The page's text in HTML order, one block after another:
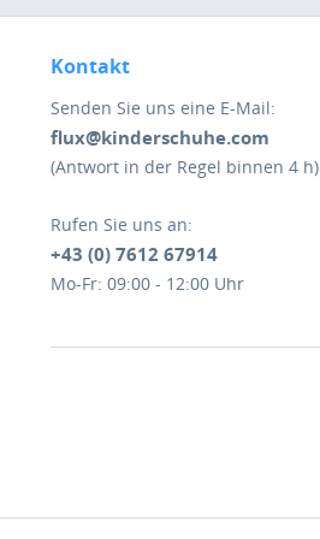
Kontakt
Senden Sie uns eine E-Mail:
flux@kinderschuhe.com
(Antwort in der Regel binnen 4 h)
Rufen Sie uns an:
+43 (0) 7612 67914
Mo-Fr: 09:00 - 12:00 Uhr